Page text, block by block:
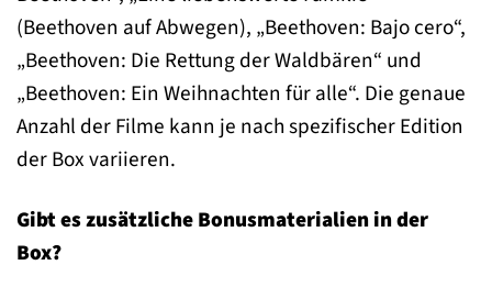
(Beethoven auf Abwegen), „Beethoven: Bajo cero“,
„Beethoven: Die Rettung der Waldbären“ und
„Beethoven: Ein Weihnachten für alle“. Die genaue
Anzahl der Filme kann je nach spezifischer Edition
der Box variieren.
Gibt es zusätzliche Bonusmaterialien in der
Box?